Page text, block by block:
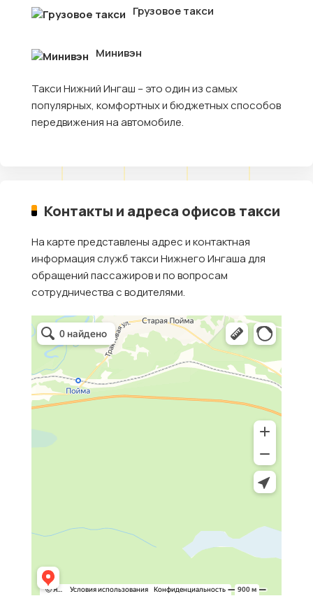
Грузовое такси
Минивэн
Такси Нижний Ингаш – это один из самых
популярных, комфортных и бюджетных способов
передвижения на автомобиле.
Контакты и адреса офисов такси
На карте представлены адрес и контактная
информация служб такси Нижнего Ингаша для
обращений пассажиров и по вопросам
сотрудничества с водителями.